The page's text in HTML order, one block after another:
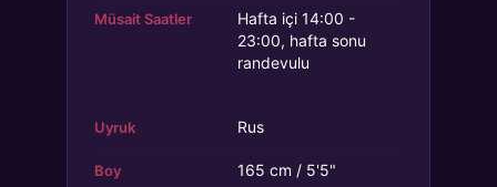
Müsait Saatler
Hafta içi 14:00 -
23:00, hafta sonu
randevulu
Uyruk Rus
Boy 165 cm / 5'5"